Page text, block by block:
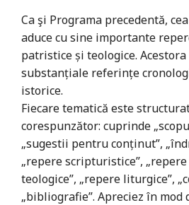
Ca şi Programa precedentă,
aduce cu sine importante
patristice și teologice.
substanțiale referințe
istorice.
Fiecare tematică este
corespunzător: cuprinde
„sugestii pentru conținut”,
„repere scripturistice”,
teologice”, „repere liturgice”,
„bibliografie”. Apreciez în